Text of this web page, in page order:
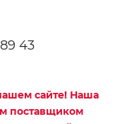
43
сайте! Наша
поставщиком